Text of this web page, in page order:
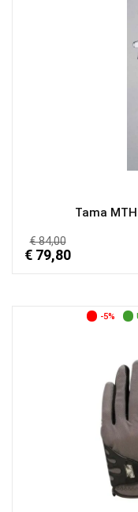
Tama
€ 84,00
€ 79,80
-5%